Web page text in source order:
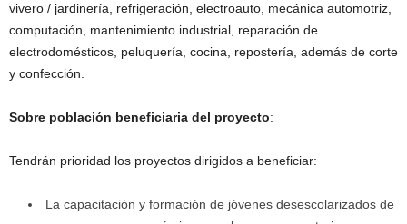
vivero / jardinería, refrigeración, electroauto, mecánica automotriz,
computación, mantenimiento industrial, reparación de
electrodomésticos, peluquería, cocina, repostería, además de corte
y confección.
Sobre población beneficiaria del proyecto:
Tendrán prioridad los proyectos dirigidos a beneficiar:
La capacitación y formación de jóvenes desescolarizados de